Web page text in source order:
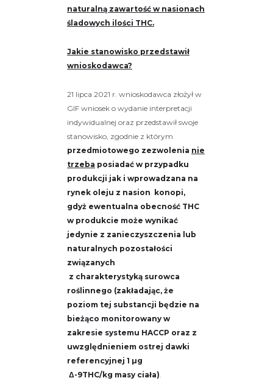
naturalną zawartość w nasionach
śladowych ilości THC.
Jakie stanowisko przedstawił
wnioskodawca?
21 lipca 2021 r. wnioskodawca złożył w
GIF wniosek o wydanie interpretacji
indywidualnej oraz przedstawił swoje
stanowisko, zgodnie z którym
przedmiotowego zezwolenia nie
trzeba posiadać w przypadku
produkcji jak i wprowadzana na
rynek oleju z nasion konopi,
gdyż ewentualna obecność THC
w produkcie może wynikać
jedynie z zanieczyszczenia lub
naturalnych pozostałości
związanych
z charakterystyką surowca
roślinnego (zakładając, że
poziom tej substancji będzie na
bieżąco monitorowany w
zakresie systemu HACCP oraz z
uwzględnieniem ostrej dawki
referencyjnej 1 µg
Δ-9THC/kg masy ciała)